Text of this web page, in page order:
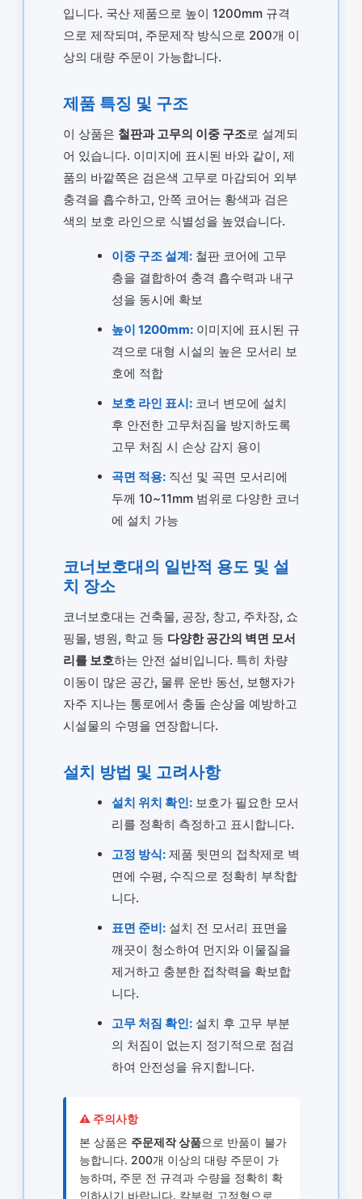
입니다. 국산 제품으로 높이 1200mm 규격
으로 제작되며, 주문제작 방식으로 200개 이
상의 대량 주문이 가능합니다.
제품 특징 및 구조
이 상품은 철판과 고무의 이중 구조로 설계되
어 있습니다. 이미지에 표시된 바와 같이, 제
품의 바깥쪽은 검은색 고무로 마감되어 외부
충격을 흡수하고, 안쪽 코어는 황색과 검은
색의 보호 라인으로 식별성을 높였습니다.
이중 구조 설계:철판 코어에 고무
층을 결합하여 충격 흡수력과 내구
성을 동시에 확보
높이 1200mm:이미지에 표시된 규
격으로 대형 시설의 높은 모서리 보
호에 적합
보호 라인 표시:코너 변모에 설치
후 안전한 고무처짐을 방지하도록
고무 처짐 시 손상 감지 용이
곡면 적용:직선 및 곡면 모서리에
두께 10~11mm 범위로 다양한 코너
에 설치 가능
코너보호대의 일반적 용도 및 설
치 장소
코너보호대는 건축물, 공장, 창고, 주차장, 쇼
핑몰, 병원, 학교 등 다양한 공간의 벽면 모서
리를 보호하는 안전 설비입니다. 특히 차량
이동이 많은 공간, 물류 운반 동선, 보행자가
자주 지나는 통로에서 충돌 손상을 예방하고
시설물의 수명을 연장합니다.
설치 방법 및 고려사항
설치 위치 확인:보호가 필요한 모서
리를 정확히 측정하고 표시합니다.
고정 방식:제품 뒷면의 접착제로 벽
면에 수평, 수직으로 정확히 부착합
니다.
표면 준비:설치 전 모서리 표면을
깨끗이 청소하여 먼지와 이물질을
제거하고 충분한 접착력을 확보합
니다.
고무 처짐 확인:설치 후 고무 부분
의 처짐이 없는지 정기적으로 점검
하여 안전성을 유지합니다.
⚠️ 주의사항
본 상품은 주문제작 상품으로 반품이 불가
능합니다. 200개 이상의 대량 주문이 가
능하며, 주문 전 규격과 수량을 정확히 확
인하시기 바랍니다. 칼부럭 고정형으로